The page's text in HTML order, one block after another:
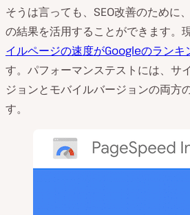
そうは言っても、SEO改善のため
の結果を活用することができます。
イルページの速度がGoogleのランキ
す。パフォーマンステストには、サ
ジョンとモバイルバージョンの両方
す。